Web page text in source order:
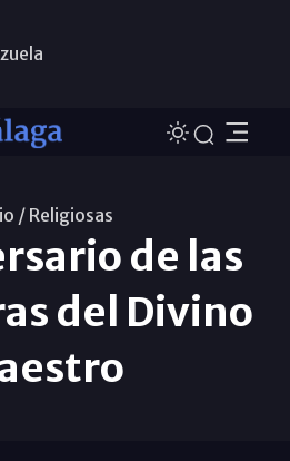
/ Religiosas
de las
del Divino